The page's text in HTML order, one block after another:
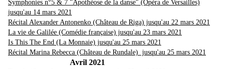
Symphonies n°5 & 7 "Apothéose de la danse" (Opéra de Versailles)
jusqu'au 14 mars 2021
Récital Alexander Antonenko (Château de Riga) jusqu'au 22 mars 2021
La vie de Galilée (Comédie française) jusqu'au 23 mars 2021
Is This The End (La Monnaie) jusqu'au 25 mars 2021
Récital Marina Rebecca (Château de Rundale) jusqu'au 25 mars 2021
Avril 2021